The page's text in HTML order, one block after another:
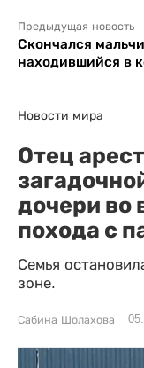
Предыдущая новость
Скончался
находившийся в
Новости мира
Отец
дочери во
похода с
Семья
зоне.
Сабина Шолахова